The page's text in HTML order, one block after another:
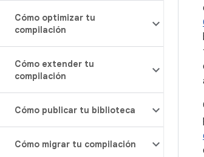
Cómo optimizar tu
compilación
Cómo extender tu
compilación
Cómo publicar tu biblioteca
Cómo migrar tu compilación